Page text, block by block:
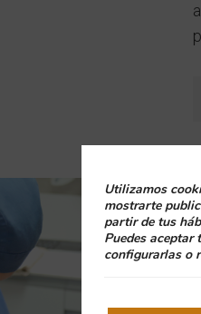
Utilizamos
mostrarte
partir de tus
Puedes aceptar
configurarlas o